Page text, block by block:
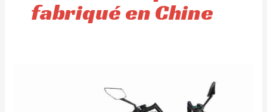
fabriqué en Chine